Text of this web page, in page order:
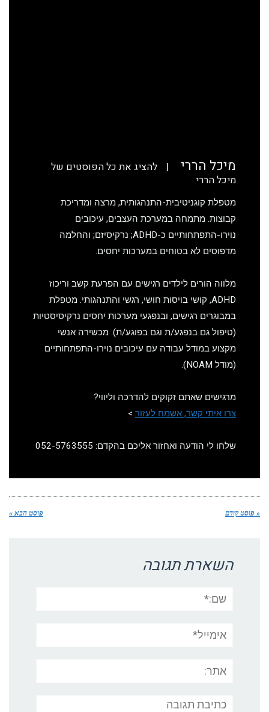
מיכל הררי |
להציג את כל הפוסטים של
מיכל הררי
מטפלת קוגניטיבית-התנהגותית, מרצה ומדריכת
קבוצות. מתמחה במערכת העצבים, עיכובים
נוירו-התפתחותיים כ-ADHD; נרקיסיזם; והחלמה
מדפוסים לא בטוחים במערכות יחסים.
מלווה הורים לילדים רגישים עם הפרעת קשב וריכוז
ADHD, קושי בויסות חושי, רגשי והתנהגותי. מטפלת
במבוגרים רגישים, ובנפגעי מערכות יחסים נרקיסיסטיות
(טיפול גם בנפגע/ת וגם בפוגע/ת). מכשירה אנשי
מקצוע במודל עבודה עם עיכובים נוירו-התפתחותיים
(מודל NOAM).
מרגישים שאתם זקוקים להדרכה וליווי?
צרו איתי קשר, אשמח לעזור >
שלחו לי הודעה ואחזור אליכם בהקדם: 052-5763555
« פוסט קודם פוסט הבא »
השארת תגובה
אימייל*
תגובה